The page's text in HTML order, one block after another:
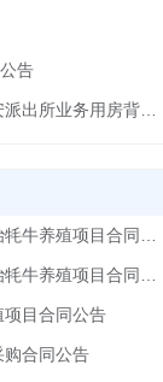
告
目合同公告
购合同公告